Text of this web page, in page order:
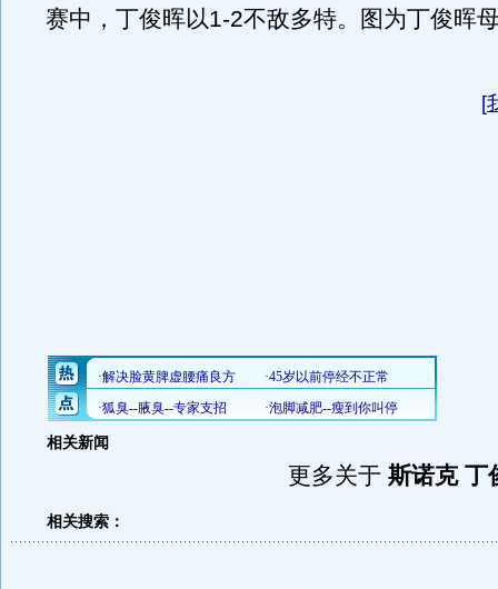
赛中，丁俊晖以1-2不敌多特。图为丁俊晖
[
相关新闻
更多关于 斯诺克 丁
相关搜索：